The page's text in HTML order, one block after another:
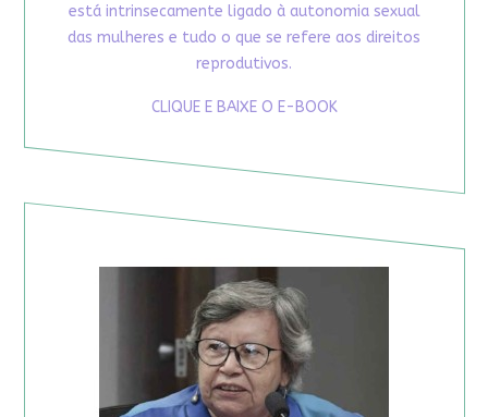
está intrinsecamente ligado à autonomia sexual
das mulheres e tudo o que se refere aos direitos
reprodutivos.
CLIQUE E BAIXE O E-BOOK